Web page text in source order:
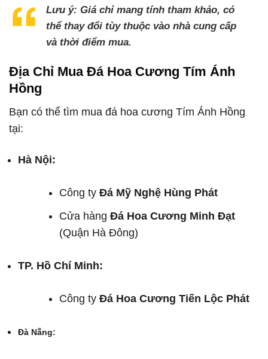
Lưu ý: Giá chỉ mang tính tham khảo, có
thể thay đổi tùy thuộc vào nhà cung cấp
và thời điểm mua.
Địa Chỉ Mua Đá Hoa Cương Tím Ánh
Hồng
Bạn có thể tìm mua đá hoa cương Tím Ánh Hồng
tại:
Hà Nội:
Công tyĐá Mỹ Nghệ Hùng Phát
Cửa hàngĐá Hoa Cương Minh Đạt
(Quận Hà Đông)
TP. Hồ Chí Minh:
Công tyĐá Hoa Cương Tiến Lộc Phát
Đà Nẵng: